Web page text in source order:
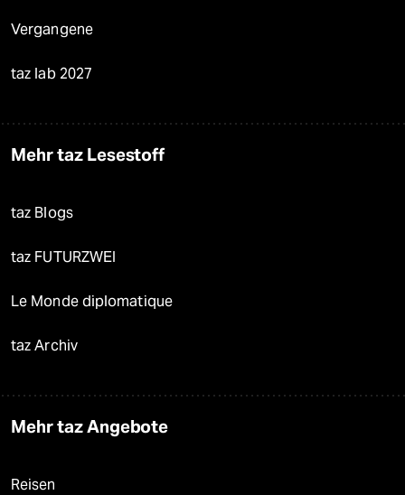
Vergangene
taz lab 2027
Mehr taz Lesestoff
taz Blogs
taz FUTURZWEI
Le Monde diplomatique
taz Archiv
Mehr taz Angebote
Reisen